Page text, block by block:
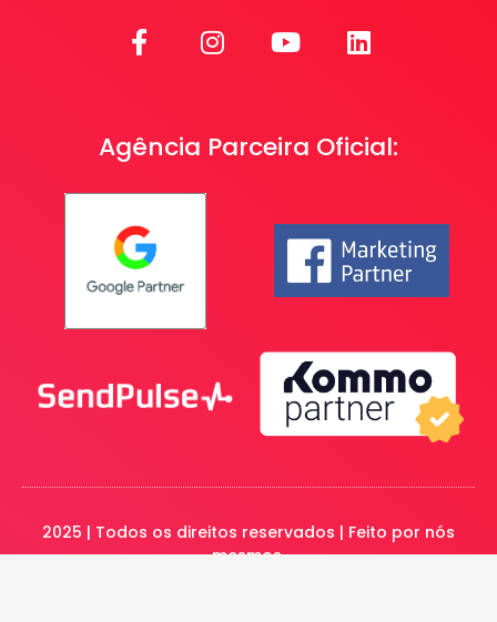
Agência Parceira Oficial:
2025 | Todos os direitos reservados | Feito por nós
mesmos.